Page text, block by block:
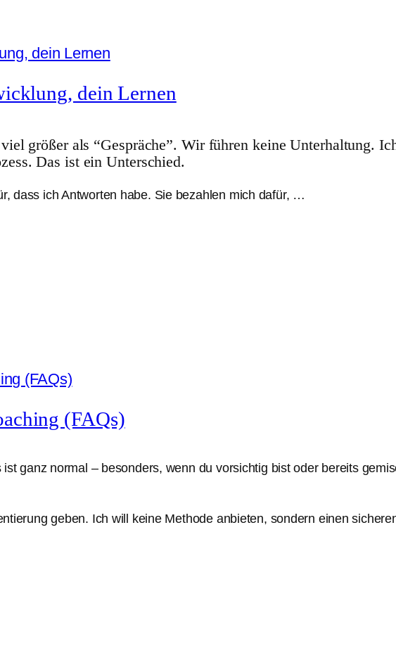
dein Lernen
größer als “Gespräche”. Wir führen keine Unterhaltung.
Das ist ein Unterschied.
dass ich Antworten habe. Sie bezahlen mich dafür, …
(FAQs)
ganz normal – besonders, wenn du vorsichtig bist oder bereits
geben. Ich will keine Methode anbieten, sondern einen